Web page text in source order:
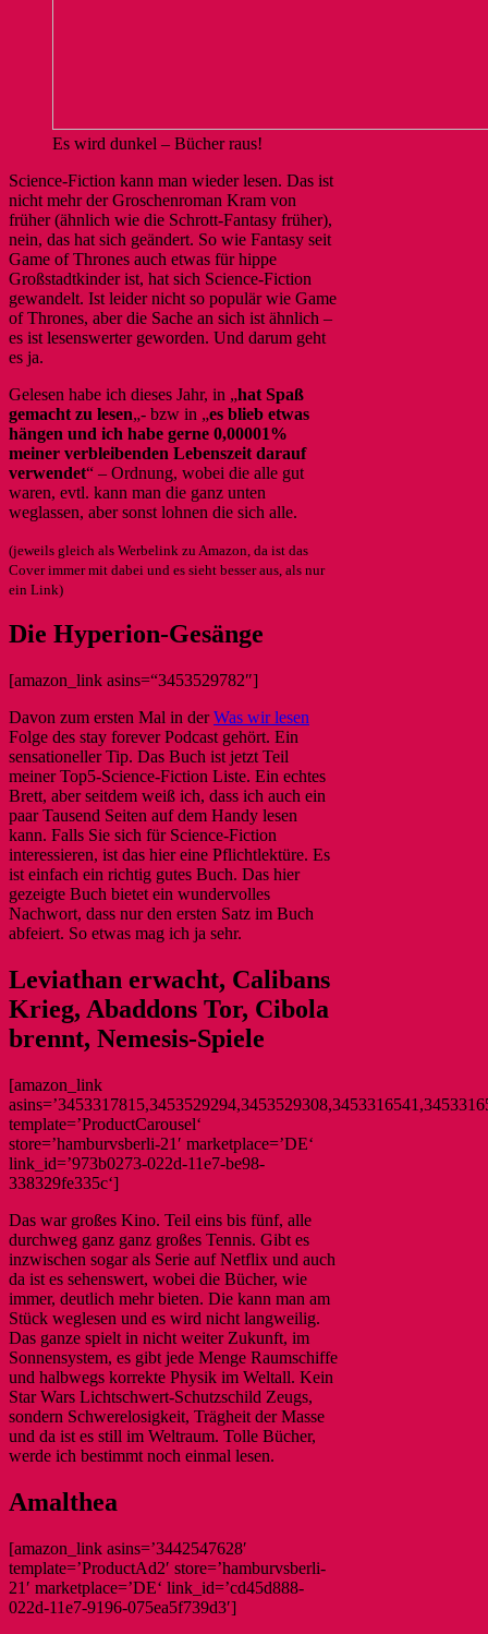
Es wird dunkel – Bücher raus!
Science-Fiction kann man wieder lesen. Das ist
nicht mehr der Groschenroman Kram von
früher (ähnlich wie die Schrott-Fantasy früher),
nein, das hat sich geändert. So wie Fantasy seit
Game of Thrones auch etwas für hippe
Großstadtkinder ist, hat sich Science-Fiction
gewandelt. Ist leider nicht so populär wie Game
of Thrones, aber die Sache an sich ist ähnlich –
es ist lesenswerter geworden. Und darum geht
es ja.
Gelesen habe ich dieses Jahr, in „hat Spaß
gemacht zu lesen„- bzw in „es blieb etwas
hängen und ich habe gerne 0,00001%
meiner verbleibenden Lebenszeit darauf
verwendet“ – Ordnung, wobei die alle gut
waren, evtl. kann man die ganz unten
weglassen, aber sonst lohnen die sich alle.
(jeweils gleich als Werbelink zu Amazon, da ist das
Cover immer mit dabei und es sieht besser aus, als nur
ein Link)
Die Hyperion-Gesänge
[amazon_link asins=“3453529782″]
Davon zum ersten Mal in derWas wir lesen
Folge des stay forever Podcast gehört. Ein
sensationeller Tip. Das Buch ist jetzt Teil
meiner Top5-Science-Fiction Liste. Ein echtes
Brett, aber seitdem weiß ich, dass ich auch ein
paar Tausend Seiten auf dem Handy lesen
kann. Falls Sie sich für Science-Fiction
interessieren, ist das hier eine Pflichtlektüre. Es
ist einfach ein richtig gutes Buch. Das hier
gezeigte Buch bietet ein wundervolles
Nachwort, dass nur den ersten Satz im Buch
abfeiert. So etwas mag ich ja sehr.
Leviathan erwacht, Calibans
Krieg, Abaddons Tor, Cibola
brennt, Nemesis-Spiele
[amazon_link
template=’ProductCarousel‘
store=’hamburvsberli-21′ marketplace=’DE‘
link_id=’973b0273-022d-11e7-be98-
338329fe335c‘]
Das war großes Kino. Teil eins bis fünf, alle
durchweg ganz ganz großes Tennis. Gibt es
inzwischen sogar als Serie auf Netflix und auch
da ist es sehenswert, wobei die Bücher, wie
immer, deutlich mehr bieten. Die kann man am
Stück weglesen und es wird nicht langweilig.
Das ganze spielt in nicht weiter Zukunft, im
Sonnensystem, es gibt jede Menge Raumschiffe
und halbwegs korrekte Physik im Weltall. Kein
Star Wars Lichtschwert-Schutzschild Zeugs,
sondern Schwerelosigkeit, Trägheit der Masse
und da ist es still im Weltraum. Tolle Bücher,
werde ich bestimmt noch einmal lesen.
Amalthea
[amazon_link asins=’3442547628′
template=’ProductAd2′ store=’hamburvsberli-
21′ marketplace=’DE‘ link_id=’cd45d888-
022d-11e7-9196-075ea5f739d3′]